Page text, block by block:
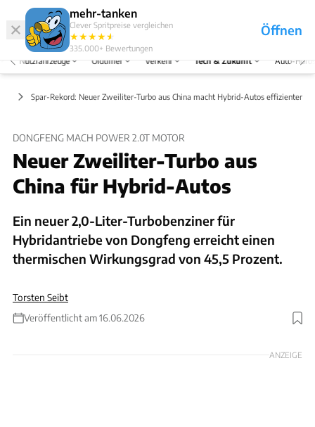
mehr-tanken
Clever Spritpreise vergleichen
★★★★★
★
335.000+ Bewertungen
Öffnen
Abo
Menü
Nutzfahrzeuge Oldtimer Verkehr Tech & Zukunft Auto-
Spar-Rekord: Neuer Zweiliter-Turbo aus China macht Hybrid-Autos effizienter
DONGFENG MACH POWER 2.0T MOTOR
Neuer Zweiliter-Turbo aus
China für Hybrid-Autos
Ein neuer 2,0-Liter-Turbobenziner für
Hybridantriebe von Dongfeng erreicht einen
thermischen Wirkungsgrad von 45,5 Prozent.
Torsten Seibt
Veröffentlicht am 16.06.2026
Foto: Dongfeng
ANZEIGE